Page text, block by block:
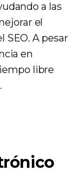
a las
el
A pesar
en
libre